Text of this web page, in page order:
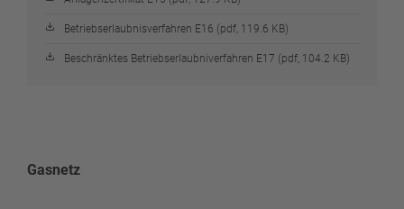
Betriebserlaubnisverfahren E16 (pdf, 119.6 KB)
Beschränktes Betriebserlaubniverfahren E17 (pdf, 104.2 KB)
Gasnetz